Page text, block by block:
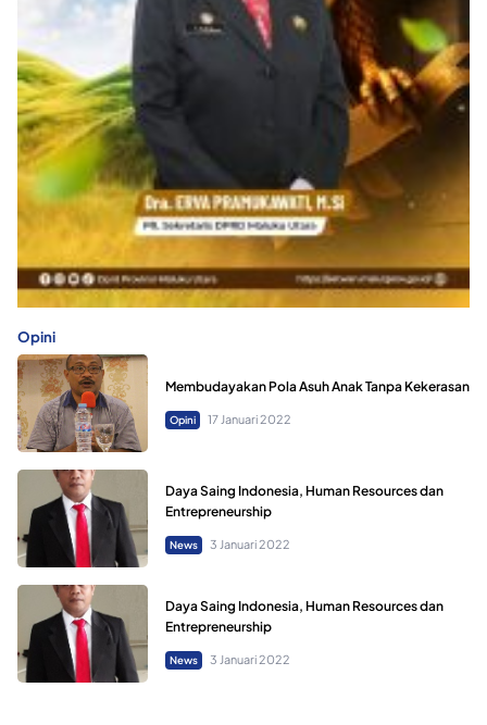
Opini
Membudayakan Pola Asuh Anak Tanpa Kekerasan
Opini 17 Januari 2022
Daya Saing Indonesia, Human Resources dan
Entrepreneurship
News 3 Januari 2022
Daya Saing Indonesia, Human Resources dan
Entrepreneurship
News 3 Januari 2022